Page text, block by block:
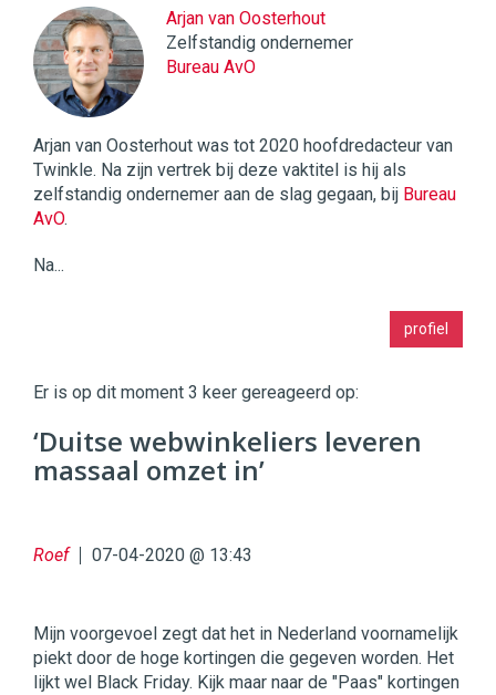
Arjan van Oosterhout
Zelfstandig ondernemer
Bureau AvO
Arjan van Oosterhout was tot 2020 hoofdredacteur van
Twinkle. Na zijn vertrek bij deze vaktitel is hij als
zelfstandig ondernemer aan de slag gegaan, bij Bureau
AvO.
Na...
profiel
Commerce https://twinklemagazine.nl
9654
Er is op dit moment 3 keer gereageerd op:
‘Duitse webwinkeliers leveren
massaal omzet in’
Roef 07-04-2020 @ 13:43
Mijn voorgevoel zegt dat het in Nederland voornamelijk
piekt door de hoge kortingen die gegeven worden. Het
lijkt wel Black Friday. Kijk maar naar de "Paas" kortingen